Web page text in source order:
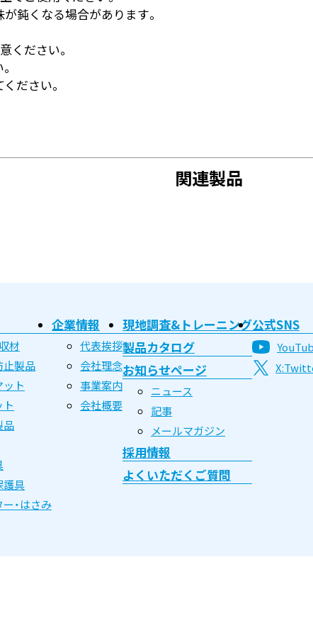
鈍くなる場合があります。
ください。
ださい。
関連製品
材
止製品
ト
品
護具
・はさみ
企業情報
代表挨拶
会社理念
事業案内
会社概要
現地調査&トレーニング
製品カタログ
お知らせページ
ニュース
記事
メールマガジン
採用情報
よくいただくご質問
公式SNS